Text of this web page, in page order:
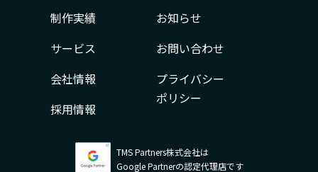
制作実績
サービス
会社情報
採用情報
お知らせ
お問い合わせ
プライバシー
ポリシー
TMS Partners株式会社は
Google Partnerの認定代理店です